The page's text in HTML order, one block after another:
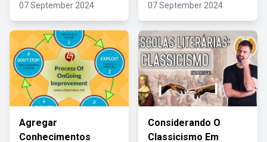
07 September 2024 07 September 2024
Agregar
Conhecimentos
Considerando O
Classicismo Em